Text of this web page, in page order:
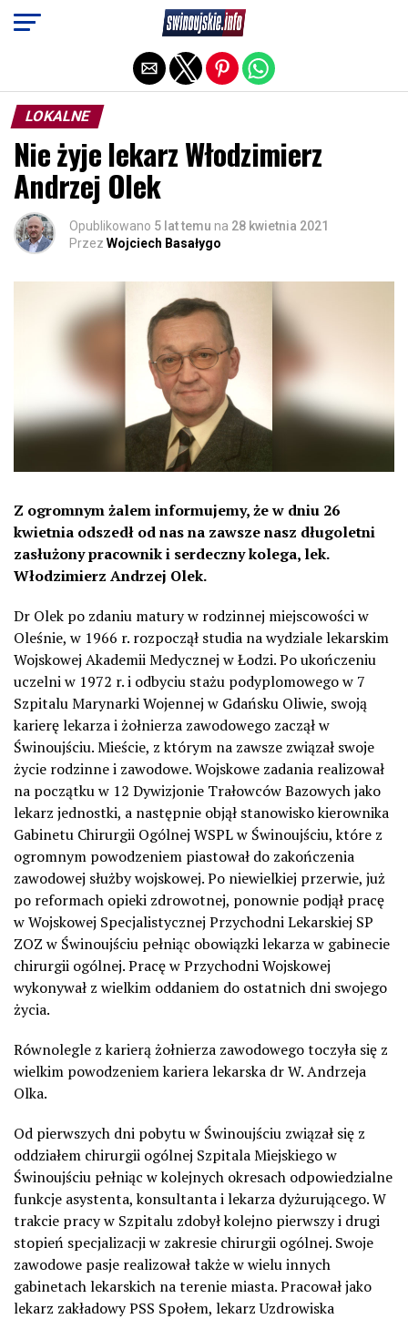
LOKALNE
Nie żyje lekarz Włodzimierz
Andrzej Olek
Opublikowano 5 lat temu na 28 kwietnia 2021
Przez Wojciech Basałygo
Z ogromnym żalem informujemy, że w dniu 26
kwietnia odszedł od nas na zawsze nasz długoletni
zasłużony pracownik i serdeczny kolega, lek.
Włodzimierz Andrzej Olek.
Dr Olek po zdaniu matury w rodzinnej miejscowości w
Oleśnie, w 1966 r. rozpoczął studia na wydziale lekarskim
Wojskowej Akademii Medycznej w Łodzi. Po ukończeniu
uczelni w 1972 r. i odbyciu stażu podyplomowego w 7
Szpitalu Marynarki Wojennej w Gdańsku Oliwie, swoją
karierę lekarza i żołnierza zawodowego zaczął w
Świnoujściu. Mieście, z którym na zawsze związał swoje
życie rodzinne i zawodowe. Wojskowe zadania realizował
na początku w 12 Dywizjonie Trałowców Bazowych jako
lekarz jednostki, a następnie objął stanowisko kierownika
Gabinetu Chirurgii Ogólnej WSPL w Świnoujściu, które z
ogromnym powodzeniem piastował do zakończenia
zawodowej służby wojskowej. Po niewielkiej przerwie, już
po reformach opieki zdrowotnej, ponownie podjął pracę
w Wojskowej Specjalistycznej Przychodni Lekarskiej SP
ZOZ w Świnoujściu pełniąc obowiązki lekarza w gabinecie
chirurgii ogólnej. Pracę w Przychodni Wojskowej
wykonywał z wielkim oddaniem do ostatnich dni swojego
życia.
Równolegle z karierą żołnierza zawodowego toczyła się z
wielkim powodzeniem kariera lekarska dr W. Andrzeja
Olka.
Od pierwszych dni pobytu w Świnoujściu związał się z
oddziałem chirurgii ogólnej Szpitala Miejskiego w
Świnoujściu pełniąc w kolejnych okresach odpowiedzialne
funkcje asystenta, konsultanta i lekarza dyżurującego. W
trakcie pracy w Szpitalu zdobył kolejno pierwszy i drugi
stopień specjalizacji w zakresie chirurgii ogólnej. Swoje
zawodowe pasje realizował także w wielu innych
gabinetach lekarskich na terenie miasta. Pracował jako
lekarz zakładowy PSS Społem, lekarz Uzdrowiska
Exit mobile version